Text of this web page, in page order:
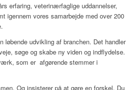
erfaring, veterinærfaglige uddannelser,
igennem vores samarbejde med over 200
løbende udvikling af branchen. Det handler
søge og skabe ny viden og indflydelse.
som er afgørende stemmer i
Og insisterer på at gøre en forskel. Du